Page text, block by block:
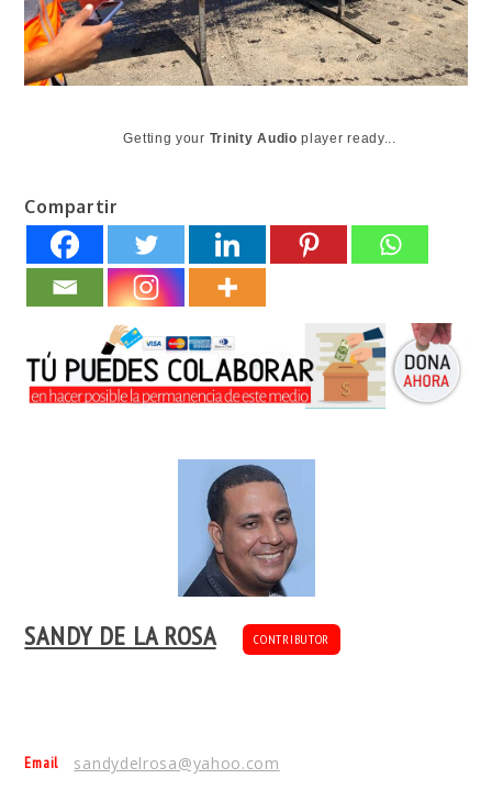
Getting your Trinity Audio player ready...
Compartir
SANDY DE LA ROSA CONTRIBUTOR
Email sandydelrosa@yahoo.com